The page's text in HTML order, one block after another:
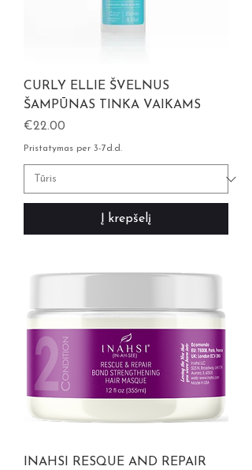
CURLY ELLIE ŠVELNUS
ŠAMPŪNAS TINKA VAIKAMS
Kaina
€22.00
Pristatymas per 3-7d.d.
Į krepšelį
INAHSI RESQUE AND REPAIR